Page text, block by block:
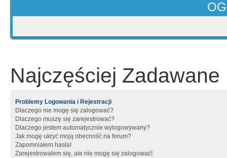
Najczęściej Zadawane
Problemy Logowania i Rejestracji
Dlaczego nie mogę się zalogować?
Dlaczego muszę się zarejestrować?
Dlaczego jestem automatycznie wylogowywany?
Jak mogę ukryć moją obecność na forum?
Zapomniałem hasła!
Zarejestrowałem się, ale nie mogę się zalogować!